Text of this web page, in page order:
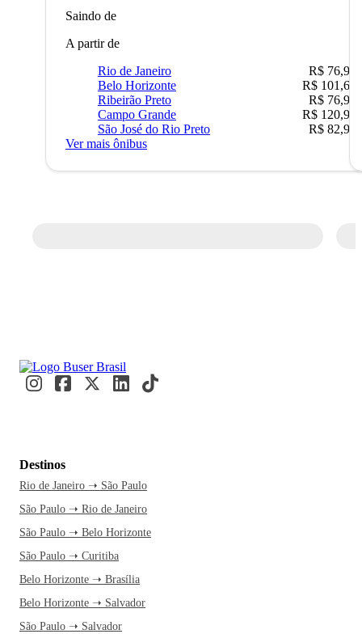
Saindo de
A partir de
Rio de Janeiro
R$ 76,90
Belo Horizonte
R$ 101,67
Ribeirão Preto
R$ 76,90
Campo Grande
R$ 120,90
São José do Rio Preto
R$ 82,90
Ver mais ônibus
Destinos
Rio de Janeiro ➝ São Paulo
São Paulo ➝ Rio de Janeiro
São Paulo ➝ Belo Horizonte
São Paulo ➝ Curitiba
Belo Horizonte ➝ Brasília
Belo Horizonte ➝ Salvador
São Paulo ➝ Salvador